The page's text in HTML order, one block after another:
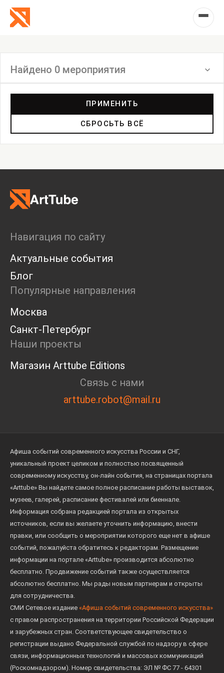
Найдено 0 мероприятия
Инсталляция
Мастерские
Дискуссия
Пост-релиз
Маркет
Интервью
Open call
Экскурсия
Дискуссия
Cosmoscow 2024
Blazar 2024
Встречи
Круглый стол
ПРИМЕНИТЬ
СБРОСЬТЬ ВСЁ
Навигация по сайту
Актуальные события
Блог
Популярные направления
Москва
Санкт-Петербург
Наши проекты
Магазин Arttube Editions
Связь с нами
arttube.robot@mail.ru
Афиша событий современного искусства России и СНГ,
уникальный проект целиком и полностью посвященный
современному искусству, он-лайн события, на страницах портала
«Arttube» Вы найдете самое полное расписание работы выставок,
музеев, галерей, расписание фестивалей или биеннале.
Информация собрана редакцией портала из открытых
источников, если вы желаете уточнить информацию, внести
правки, или сообщить о мероприятии которого еще нет в афише
событий, пожалуйста обратитесь к редакторам. Размещение
информации на портале «Arttube» производится абсолютно
бесплатно. Продвижение событий также осуществляется
абсолютно бесплатно. Мы рады новым партнерам и открыты
для сотрудничества.
СМИ Сетевое издание «Афиша событий современного искусства»
с правом распространения на территории Российской Федерации
и зарубежных стран. Соответствующее свидетельство о
регистрации выдано Федеральной службой по надзору в сфере
связи, информационных технологий и массовых коммуникаций
(Роскомнадзором). Номер свидетельства: ЭЛ № ФС 77 - 64301